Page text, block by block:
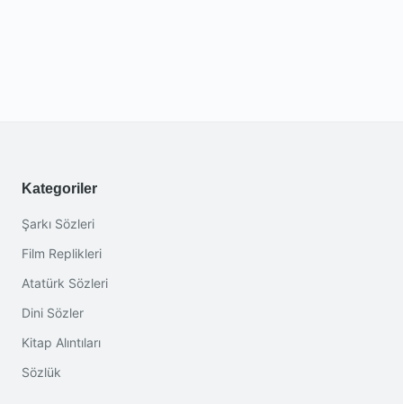
Kategoriler
Şarkı Sözleri
Film Replikleri
Atatürk Sözleri
Dini Sözler
Kitap Alıntıları
Sözlük